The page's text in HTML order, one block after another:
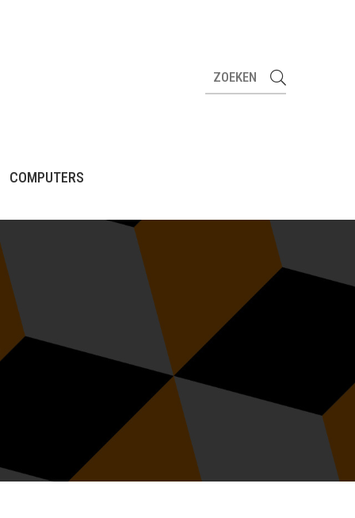
COMPUTERS